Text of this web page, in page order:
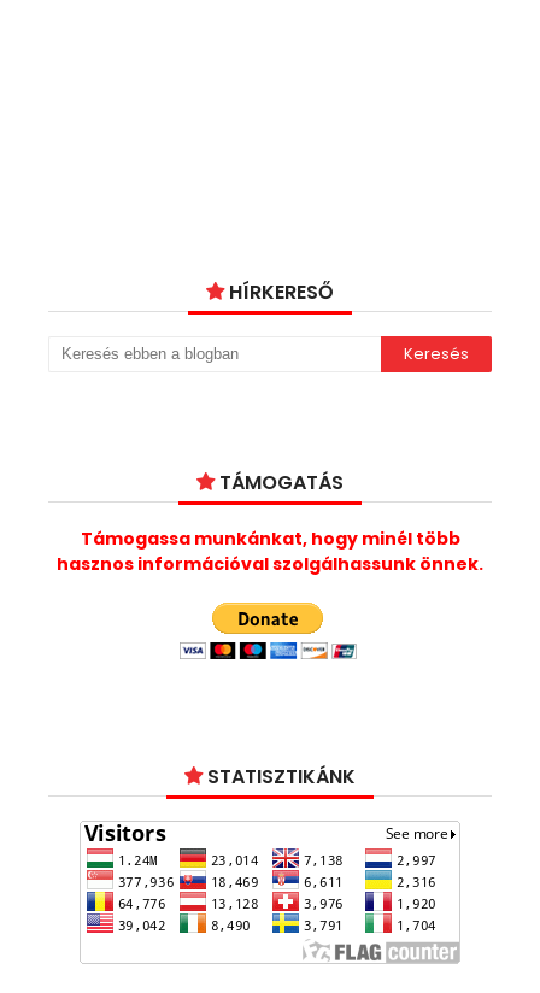
HÍRKERESŐ
TÁMOGATÁS
Támogassa munkánkat, hogy minél több
hasznos információval szolgálhassunk önnek.
STATISZTIKÁNK